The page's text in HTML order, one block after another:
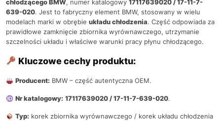
chłodzącego BMW, numer katalogowy 17117639020 / 17-11-7-
639-020. Jest to fabryczny element BMW, stosowany w wielu
modelach marki w obrębie układu chłodzenia. Część odpowiada za
prawidłowe zamknięcie zbiornika wyrównawczego, utrzymanie
szczelności układu i właściwe warunki pracy płynu chłodzącego.
Kluczowe cechy produktu:
Producent: BMW – część autentyczna OEM.
Nr katalogowy: 17117639020 / 17-11-7-639-020.
Typ: korek zbiornika wyrównawczego / korek układu chłodzenia